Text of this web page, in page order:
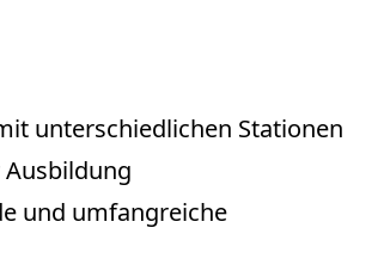
unterschiedlichen Stationen
und umfangreiche